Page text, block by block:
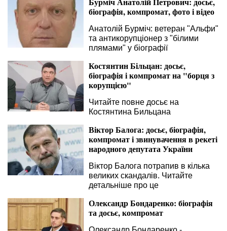
біографія, компромат, фото і відео
Анатолій Бурміч: ветеран "Альфи"
та антикорупціонер з "білими
плямами" у біографії
Костянтин Більцан: досьє,
біографія і компромат на "борця з
корупцією"
Читайте повне досьє на
Костянтина Бильцана
Віктор Балога: досьє, біографія,
компромат і звинувачення в рекеті
народного депутата України
Віктор Балога потрапив в кілька
великих скандалів. Читайте
детальніше про це
Олександр Бондаренко: біографія
та досьє, компромат